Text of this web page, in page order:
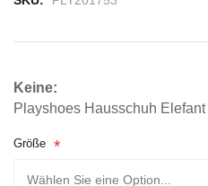
Keine:
Playshoes Hausschuh
Größe